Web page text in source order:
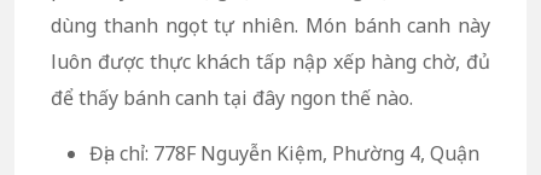
dùng thanh ngọt tự nhiên. Món bánh canh này
luôn được thực khách tấp nập xếp hàng chờ, đủ
để thấy bánh canh tại đây ngon thế nào.
Địa chỉ: 778F Nguyễn Kiệm, Phường 4, Quận